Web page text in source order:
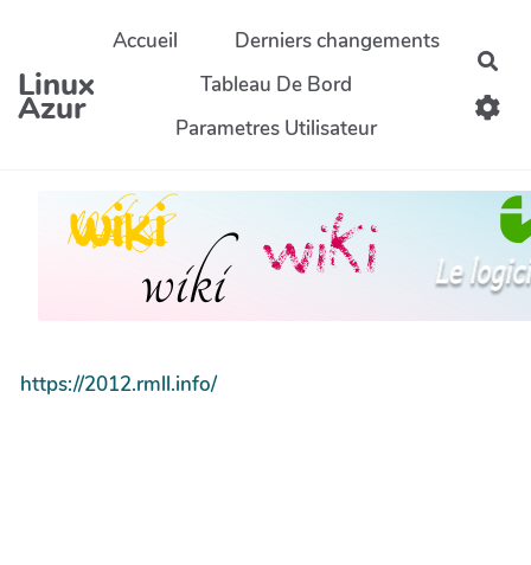
Aller au contenu principal
Linux
Azur
Accueil
Derniers changements
Tableau De Bord
Parametres Utilisateur
https://2012.rmll.info/